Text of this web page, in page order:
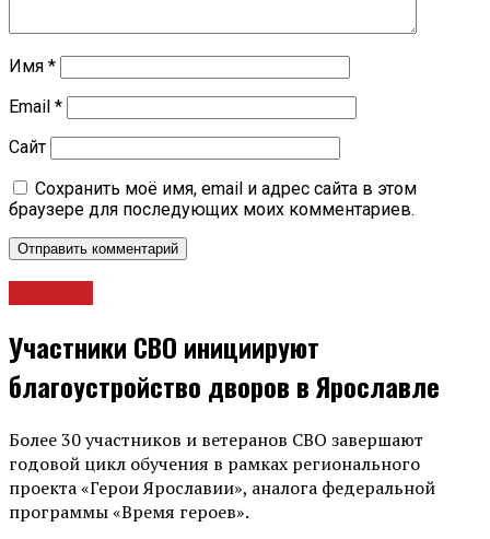
Имя *
Email *
Сайт
Сохранить моё имя, email и адрес сайта в этом
браузере для последующих моих комментариев.
Участники СВО инициируют
благоустройство дворов в Ярославле
Более 30 участников и ветеранов СВО завершают
годовой цикл обучения в рамках регионального
проекта «Герои Ярославии», аналога федеральной
программы «Время героев».